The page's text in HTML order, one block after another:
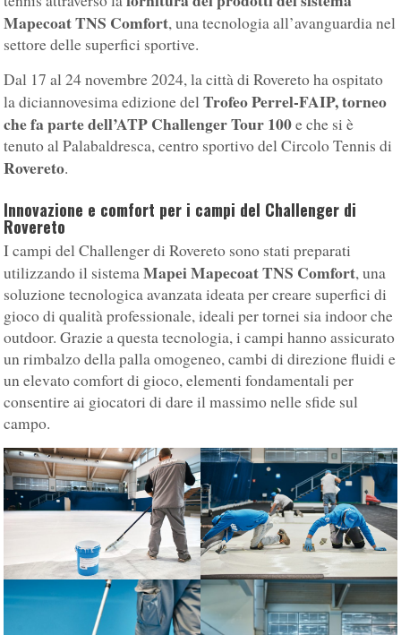
Mapecoat TNS Comfort, una tecnologia all’avanguardia nel
settore delle superfici sportive.
Dal 17 al 24 novembre 2024, la città di Rovereto ha ospitato
la diciannovesima edizione delTrofeo Perrel-FAIP, torneo
che fa parte dell’ATP Challenger Tour 100e che si è
tenuto al Palabaldresca, centro sportivo del Circolo Tennis di
Rovereto.
Innovazione e comfort per i campi del Challenger di
Rovereto
I campi del Challenger di Rovereto sono stati preparati
utilizzando il sistemaMapei Mapecoat TNS Comfort, una
soluzione tecnologica avanzata ideata per creare superfici di
gioco di qualità professionale, ideali per tornei sia indoor che
outdoor. Grazie a questa tecnologia, i campi hanno assicurato
un rimbalzo della palla omogeneo, cambi di direzione fluidi e
un elevato comfort di gioco, elementi fondamentali per
consentire ai giocatori di dare il massimo nelle sfide sul
campo.